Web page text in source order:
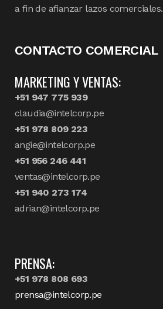
a fin de afianzar lazos comerciales.
CONTACTO COMERCIAL
MARKETING Y VENTAS:
+51 947 775 939
claudia@intelcorp.pe
+51 978 809 223
angie@intelcorp.pe
+51 956 246 441
ventas@intelcorp.pe
+51 940 273 174
adrian@intelcorp.pe
PRENSA:
+51 978 808 693
prensa@intelcorp.pe